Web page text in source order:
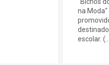
na Moda"
escolar.